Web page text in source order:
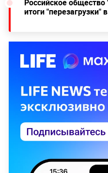
Российское
итоги "перезагрузки"